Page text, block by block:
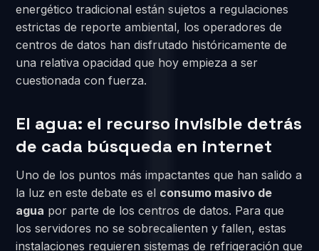
energético tradicional están sujetos a regulaciones
estrictas de reporte ambiental, los operadores de
centros de datos han disfrutado históricamente de
una relativa opacidad que hoy empieza a ser
cuestionada con fuerza.
El agua: el recurso invisible detrás
de cada búsqueda en internet
Uno de los puntos más impactantes que han salido a
la luz en este debate es el consumo masivo de
agua por parte de los centros de datos. Para que
los servidores no se sobrecalienten y fallen, estas
instalaciones requieren sistemas de refrigeración que